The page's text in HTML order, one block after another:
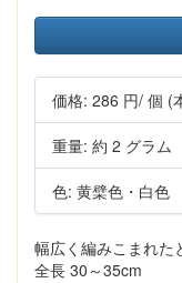
価格: 286 円/ 個 (
重量: 約 2 グラム
色: 黄檗色・白色
幅広く編みこまれた
全長 30～35cm